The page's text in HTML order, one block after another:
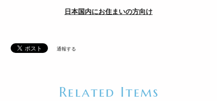
日本国内にお住まいの方向け
通報する
Related Items